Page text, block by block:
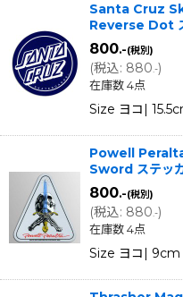
Santa Cruz
Reverse Dot
800.-(税別)
(税込: 880.-)
在庫数 4点
Size ヨコ|
Powell
Sword ステッ
800.-(税別)
(税込: 880.-)
在庫数 4点
Size ヨコ|